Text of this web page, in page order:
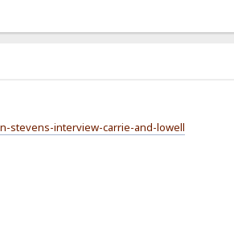
stevens-interview-carrie-and-lowell